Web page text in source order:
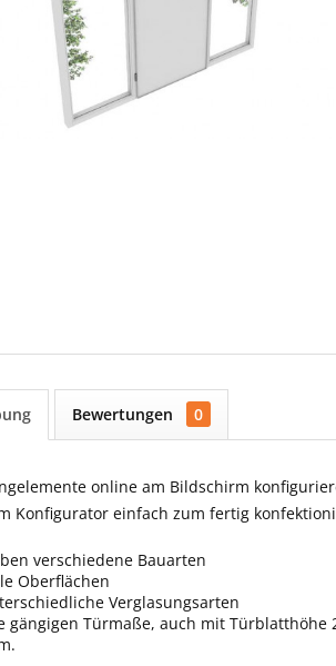
Bewertungen 0
online am Bildschirm
Konfigurator einfach zum fertig
verschiedene Bauarten
Oberflächen
Verglasungsarten
gängigen Türmaße, auch mit Türblatthöhe